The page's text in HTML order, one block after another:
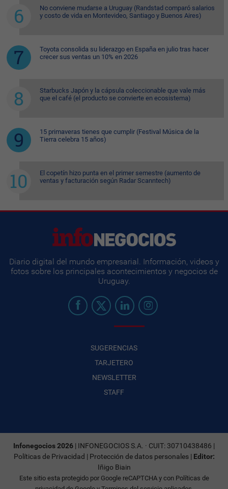
No conviene mudarse a Uruguay (Randstad comparó salarios
y costo de vida en Montevideo, Santiago y Buenos Aires)
Toyota consolida su liderazgo en España en julio tras hacer
crecer sus ventas un 10% en 2026
Starbucks Japón y la cápsula coleccionable que vale más
que el café (el producto se convierte en ecosistema)
15 primaveras tienes que cumplir (Festival Música de la
Tierra celebra 15 años)
El copetín hizo punta en el primer semestre (aumento de
ventas y facturación según Radar Scanntech)
Diario digital del mundo empresarial. Información, videos y
fotos sobre los principales acontecimientos y negocios de
Uruguay.
SUGERENCIAS
TARJETERO
NEWSLETTER
STAFF
Infonegocios 2026 | INFONEGOCIOS S.A. · CUIT: 30710438486 |
Políticas de Privacidad | Protección de datos personales| Editor:
Iñigo Biain
Este sitio esta protegido por Google reCAPTCHA y con Políticas de